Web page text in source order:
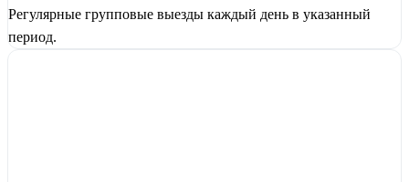
Регулярные групповые выезды каждый день в указанный
период.